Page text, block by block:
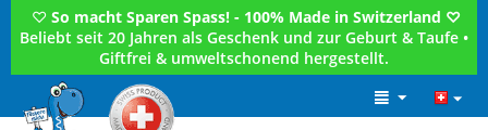
♡ So macht Sparen Spass! - 100% Made in Switzerland ♡
Beliebt seit 20 Jahren als Geschenk und zur Geburt & Taufe •
Giftfrei & umweltschonend hergestellt.